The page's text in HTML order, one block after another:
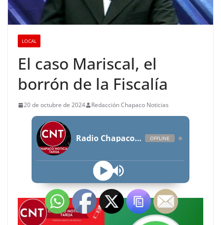
LOCAL
El caso Mariscal, el
borrón de la Fiscalía
20 de octubre de 2024 Redacción Chapaco Noticias
Radio Chapaco Noticias Las 24 horas en vivo OFFLINE